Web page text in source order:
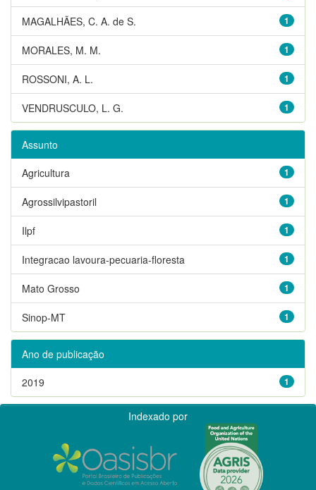
1
MAGALHÃES, C. A. de S.
1
MORALES, M. M.
1
ROSSONI, A. L.
1
VENDRUSCULO, L. G.
Assunto
1
Agricultura
1
Agrossilvipastoril
1
Ilpf
1
Integracao lavoura-pecuaria-floresta
1
Mato Grosso
1
Sinop-MT
Ano de publicação
1
2019
Indexado por